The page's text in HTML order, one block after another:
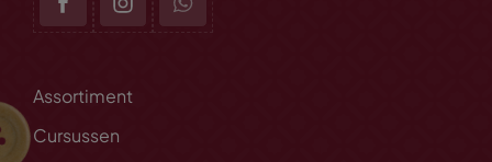
Assortiment
Cursussen